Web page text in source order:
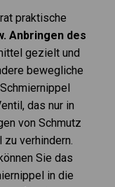
praktische
Anbringen des
gezielt und
bewegliche
das nur in
von Schmutz
verhindern.
Sie das
in die